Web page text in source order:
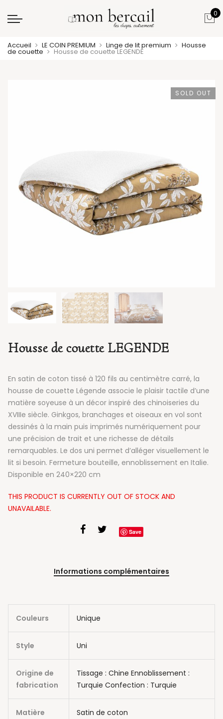
0
Accueil LE COIN PREMIUM Linge de lit premium Housse
de couette Housse de couette LEGENDE
SOLD OUT
Housse de couette LEGENDE
En satin de coton tissé à 120 fils au centimètre carré, la
housse de couette Légende associe le plaisir tactile d’une
matière soyeuse à un décor inspiré des chinoiseries du
XVIIIe siècle. Ginkgos, branchages et oiseaux en vol sont
dessinés à la main puis imprimés numériquement pour
une précision de trait et une richesse de détails
remarquables. Le dos uni permet d’alléger visuellement le
lit si besoin. Fermeture bouteille, ennoblissement en Italie.
Disponible en 240×220 cm
THIS PRODUCT IS CURRENTLY OUT OF STOCK AND
UNAVAILABLE.
Save
Informations complémentaires
Couleurs Unique
Style Uni
Origine de
fabrication
Tissage : Chine Ennoblissement :
Turquie Confection : Turquie
Matière Satin de coton